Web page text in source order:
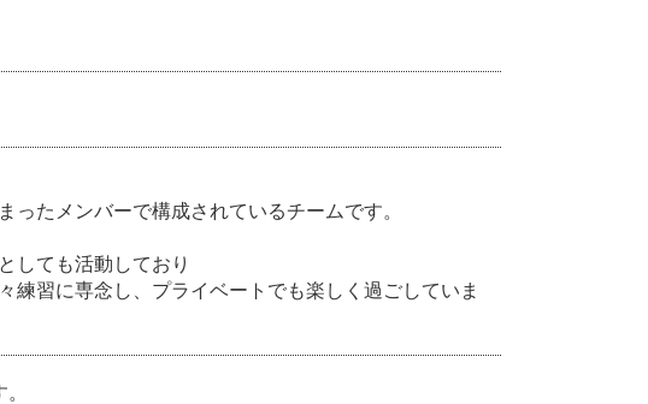
たメンバーで構成されているチームです。
しても活動しており
練習に専念し、プライベートでも楽しく過ごしていま